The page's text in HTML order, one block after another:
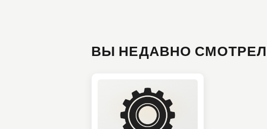
ВЫ НЕДАВНО